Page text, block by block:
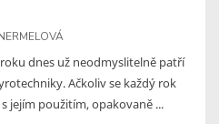
dnes už neodmyslitelně patří
Ačkoliv se každý rok
jejím použitím, opakovaně ...